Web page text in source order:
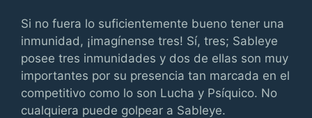
Si no fuera lo suficientemente bueno tener una
inmunidad, ¡imagínense tres! Sí, tres; Sableye
posee tres inmunidades y dos de ellas son muy
importantes por su presencia tan marcada en el
competitivo como lo son Lucha y Psíquico. No
cualquiera puede golpear a Sableye.